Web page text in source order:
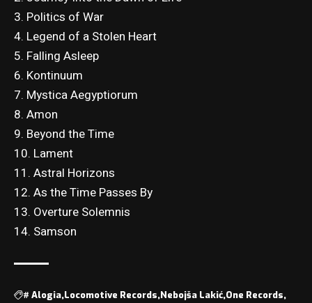
3. Politics of War
4. Legend of a Stolen Heart
5. Falling Asleep
6. Kontinuum
7. Mystica Aegyptiorum
8. Amon
9. Beyond the Time
10. Lament
11. Astral Horizons
12. As the Time Passes By
13. Overture Solemnis
14. Samson
# Alogia Locomotive Records Nebojša Lakić One Records